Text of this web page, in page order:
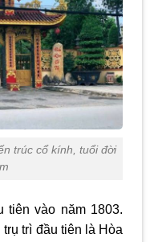
trúc cổ kính, tuổi đời
tiên vào năm 1803.
trì đầu tiên là Hòa